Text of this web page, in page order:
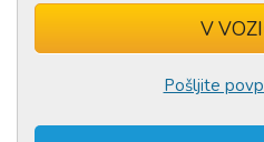
V
Izdelek ste
Pošljite